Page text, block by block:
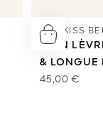
KISSKISS
SOIN
& LONGUE
45,00 €